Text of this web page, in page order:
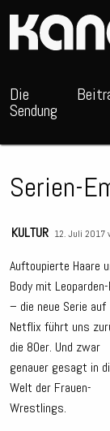
Die
Sendung
Serien-
KULTUR 12. Juli 2017
Auftoupierte Haare
Body mit
– die neue Serie auf
Netflix führt uns
die 80er. Und zwar
genauer gesagt in
Welt der Frauen-
Wrestlings.